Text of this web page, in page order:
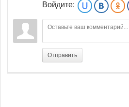
Войдите:
Отправить